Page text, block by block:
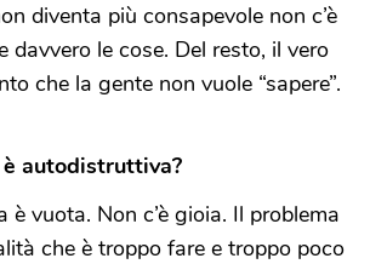
diventa più consapevole non c’è
davvero le cose. Del resto, il vero
che la gente non vuole “sapere”.
autodistruttiva?
è vuota. Non c’è gioia. Il problema
che è troppo fare e troppo poco